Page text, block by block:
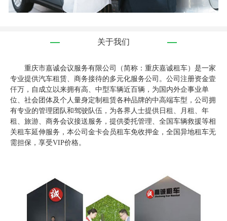
关于我们
重庆市嘉诚会议服务有限公司（简称：重庆嘉诚租车）是一家
专业提供汽车租赁、商务接待的多元化服务公司。公司注册资金壹
仟万，自成立以来拥有高、中型车辆近百辆，为国内外企事业单
位、社会团体及个人量身定制租赁各种品牌的中高端车型，公司拥
有专业的管理团队和驾驶队伍，为各界人士提供日租、月租、年
租、旅游、商务会议接送服务，提供委托管理、全国车辆救援等相
关租车延伸服务，本公司金卡会员租车免收押金，全国异地租车无
需担保，享受VIP价格。